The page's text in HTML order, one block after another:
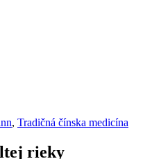
, Tradičná čínska medicína
rieky